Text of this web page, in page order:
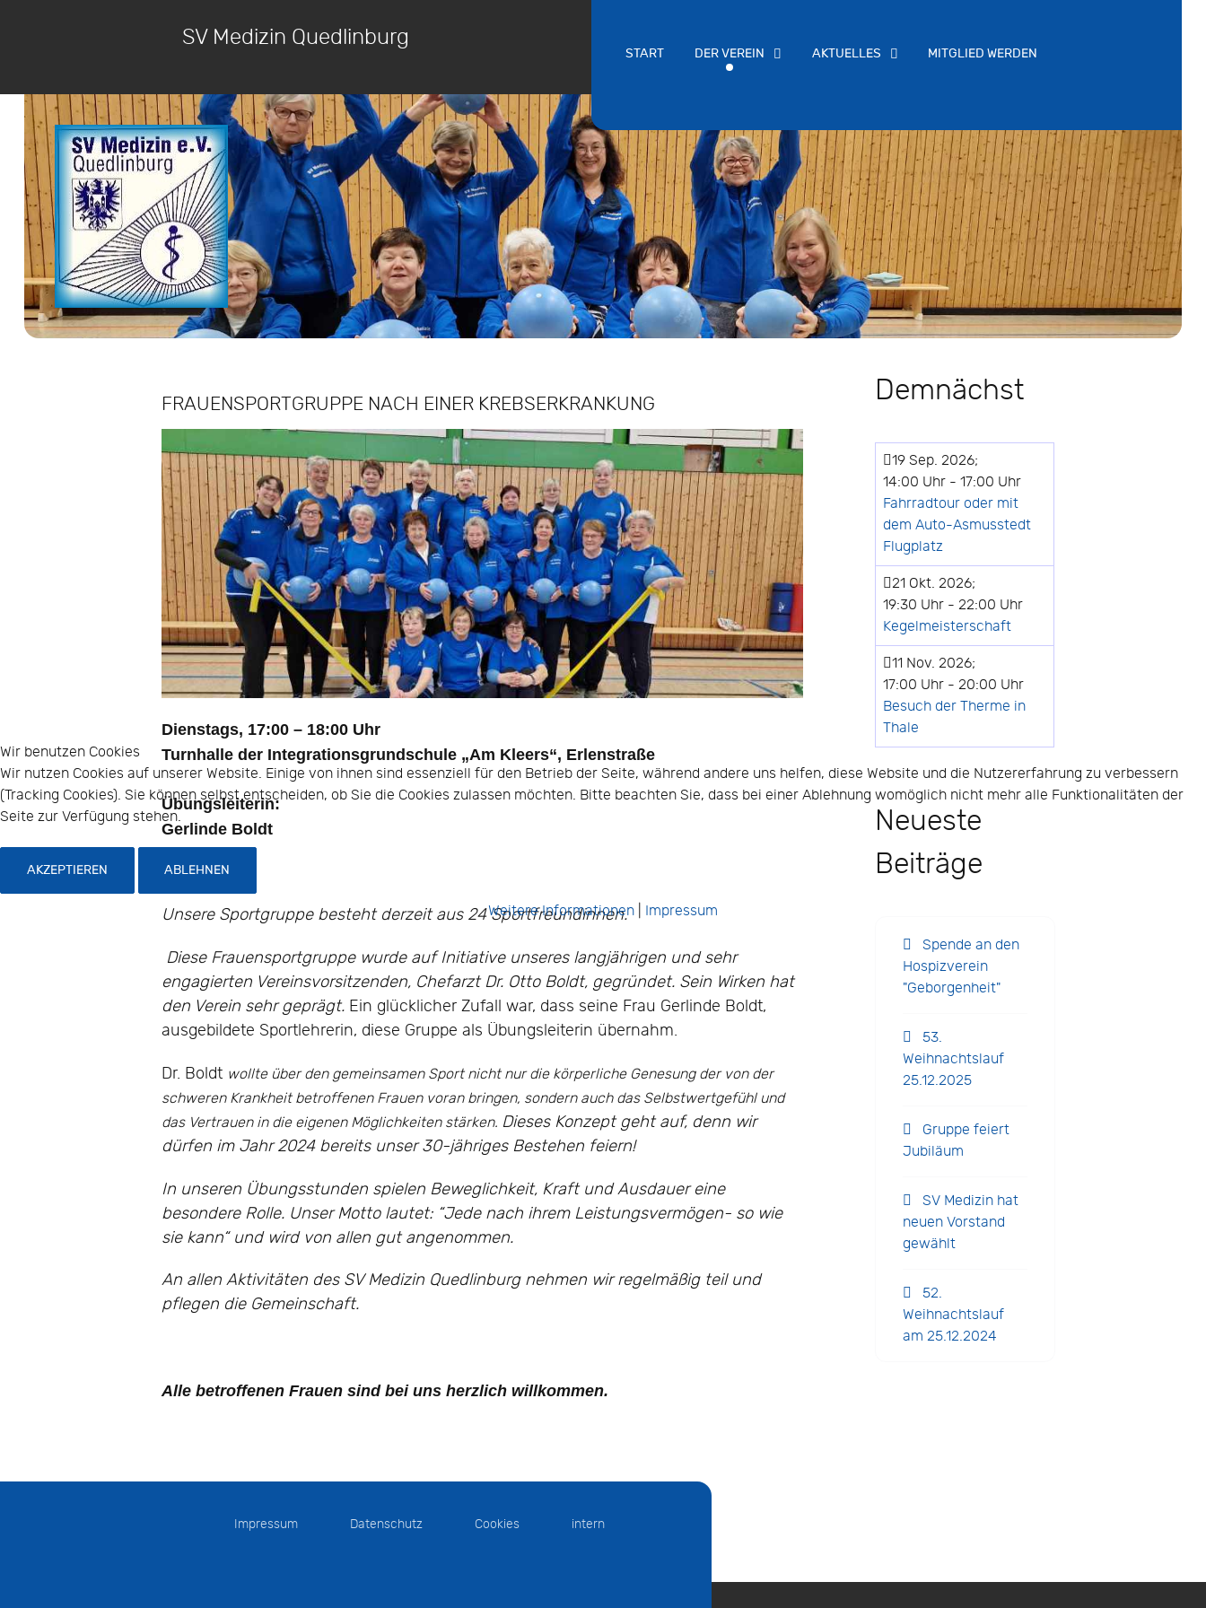
SV Medizin Quedlinburg
START DER VEREIN AKTUELLES MITGLIED WERDEN
FRAUENSPORTGRUPPE NACH EINER KREBSERKRANKUNG
Dienstags, 17:00 – 18:00 Uhr
Turnhalle der Integrationsgrundschule „Am Kleers“, Erlenstraße
Übungsleiterin:
Gerlinde Boldt
Unsere Sportgruppe besteht derzeit aus 24 Sportfreundinnen.
Diese Frauensportgruppe wurde auf Initiative unseres langjährigen und sehr
engagierten Vereinsvorsitzenden, Chefarzt Dr. Otto Boldt, gegründet. Sein Wirken hat
den Verein sehr geprägt. Ein glücklicher Zufall war, dass seine Frau Gerlinde Boldt,
ausgebildete Sportlehrerin, diese Gruppe als Übungsleiterin übernahm.
Dr. Boldt wollte über den gemeinsamen Sport nicht nur die körperliche Genesung der von der
schweren Krankheit betroffenen Frauen voran bringen, sondern auch das Selbstwertgefühl und
das Vertrauen in die eigenen Möglichkeiten stärken. Dieses Konzept geht auf, denn wir
dürfen im Jahr 2024 bereits unser 30-jähriges Bestehen feiern!
In unseren Übungsstunden spielen Beweglichkeit, Kraft und Ausdauer eine
besondere Rolle. Unser Motto lautet: “Jede nach ihrem Leistungsvermögen- so wie
sie kann“ und wird von allen gut angenommen.
An allen Aktivitäten des SV Medizin Quedlinburg nehmen wir regelmäßig teil und
pflegen die Gemeinschaft.
Alle betroffenen Frauen sind bei uns herzlich willkommen.
Demnächst
19 Sep. 2026;
14:00 Uhr -17:00 Uhr
Fahrradtour oder mit
dem Auto-Asmusstedt
Flugplatz
21 Okt. 2026;
19:30 Uhr -22:00 Uhr
Kegelmeisterschaft
11 Nov. 2026;
17:00 Uhr -20:00 Uhr
Besuch der Therme in
Thale
Neueste
Beiträge
Spende an den
Hospizverein
"Geborgenheit"
53.
Weihnachtslauf
25.12.2025
Gruppe feiert
Jubiläum
SV Medizin hat
neuen Vorstand
gewählt
52.
Weihnachtslauf
am 25.12.2024
Impressum Datenschutz Cookies intern
Wir benutzen Cookies
Wir nutzen Cookies auf unserer Website. Einige von ihnen sind essenziell für den Betrieb der Seite, während andere uns helfen, diese Website und die Nutzererfahrung zu verbessern
(Tracking Cookies). Sie können selbst entscheiden, ob Sie die Cookies zulassen möchten. Bitte beachten Sie, dass bei einer Ablehnung womöglich nicht mehr alle Funktionalitäten der
Seite zur Verfügung stehen.
AKZEPTIEREN ABLEHNEN
Weitere Informationen Impressum